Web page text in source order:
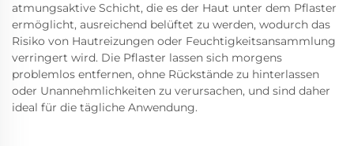
atmungsaktive Schicht, die es der Haut unter dem Pflaster
ermöglicht, ausreichend belüftet zu werden, wodurch das
Risiko von Hautreizungen oder Feuchtigkeitsansammlung
verringert wird. Die Pflaster lassen sich morgens
problemlos entfernen, ohne Rückstände zu hinterlassen
oder Unannehmlichkeiten zu verursachen, und sind daher
ideal für die tägliche Anwendung.